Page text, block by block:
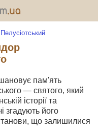
пам'ять
— святого, який
історії та
згадують його
що залишилися